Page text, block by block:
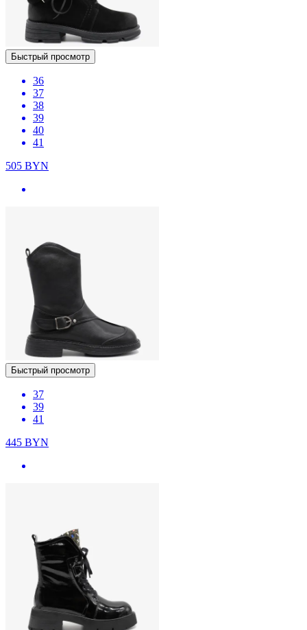
Быстрый просмотр
36
37
38
39
40
41
505 BYN
Быстрый просмотр
37
39
41
445 BYN